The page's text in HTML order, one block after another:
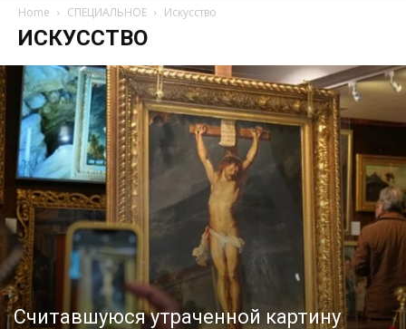
Home СПЕЦИАЛЬНОЕ Искусство
ИСКУССТВО
Считавшуюся утраченной картину